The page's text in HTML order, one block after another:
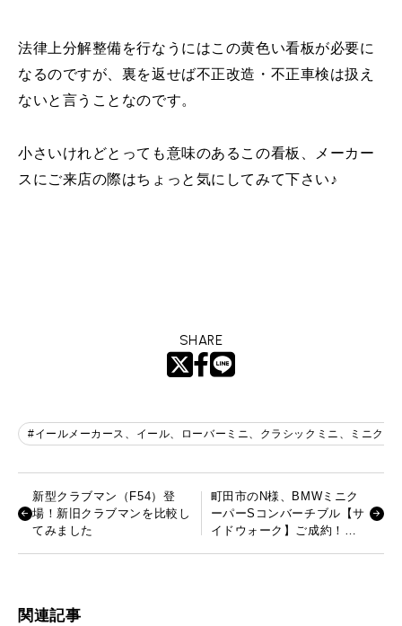
法律上分解整備を行なうにはこの黄色い看板が必要に
なるのですが、裏を返せば不正改造・不正車検は扱え
ないと言うことなのです。
小さいけれどとっても意味のあるこの看板、メーカー
スにご来店の際はちょっと気にしてみて下さい♪
SHARE
#イールメーカース、イール、ローバーミニ、クラシックミニ、ミニク
新型クラブマン（F54）登
場！新旧クラブマンを比較し
てみました
町田市のN様、BMWミニク
ーパーSコンバーチブル【サ
イドウォーク】ご成約！
関連記事